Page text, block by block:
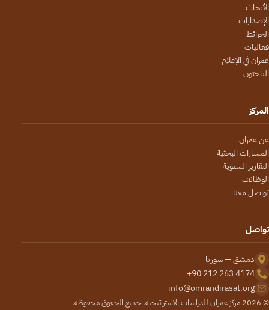
الأبحاث
الإصدارات
الخرائط
فعاليات
عمران في الإعلام
الباحثون
المركز
عن عمران
المسارات البحثية
التقارير السنوية
الوظائف
تواصل معنا
تواصل
دمشق — سوريا
+90 212 263 4174
info@omrandirasat.org
© 2026 مركز عمران للدراسات الاستراتيجية. جميع الحقوق محفوظة.